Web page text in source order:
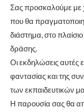
Σας προσκαλούμε με
που θα
διάστημα, στο
δράσης.
Οι εκδηλώσεις αυτές
φαντασίας και της
των εκπαιδευτικών
Η παρουσία σας θα